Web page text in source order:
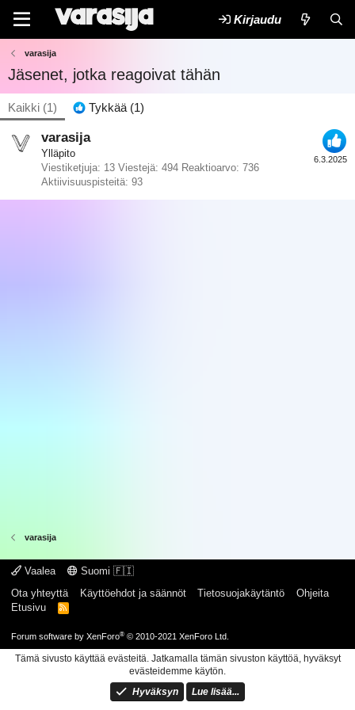
Kirjaudu
varasija
Jäsenet, jotka reagoivat tähän
Kaikki (1) Tykkää (1)
6.3.2025
varasija
Ylläpito
Viestiketjuja 13 Viestejä 494 Reaktioarvo 736
Aktiivisuuspisteitä 93
varasija
Vaalea
Suomi 🇫🇮
Ota yhteyttä
Käyttöehdot ja säännöt Tietosuojakäytäntö
Ohjeita
Etusivu
R
Forum software by XenForo® © 2010-2021 XenForo Ltd.
Tämä sivusto käyttää evästeitä. Jatkamalla tämän sivuston käyttöä, hyväksyt
evästeidemme käytön.
Hyväksyn
Lue lisää...